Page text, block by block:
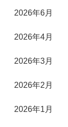
2026年6月
2026年4月
2026年3月
2026年2月
2026年1月